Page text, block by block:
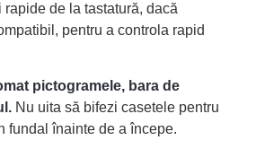
de la tastatură, dacă
pentru a controla rapid
pictogramele, bara de
Nu uita să bifezi casetele pentru
fundal înainte de a începe.